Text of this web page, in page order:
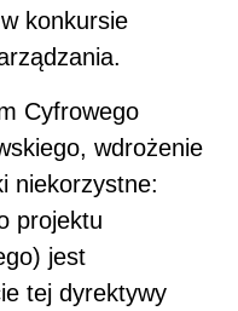
konkursie
Cyfrowego
wdrożenie
niekorzystne:
projektu
jest
tej dyrektywy